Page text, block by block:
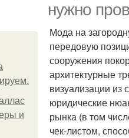
нужно
и
Мода на
передовую
сооружения
архитектурные
визуализации из
юридические
рынка (в том
чек-листом,